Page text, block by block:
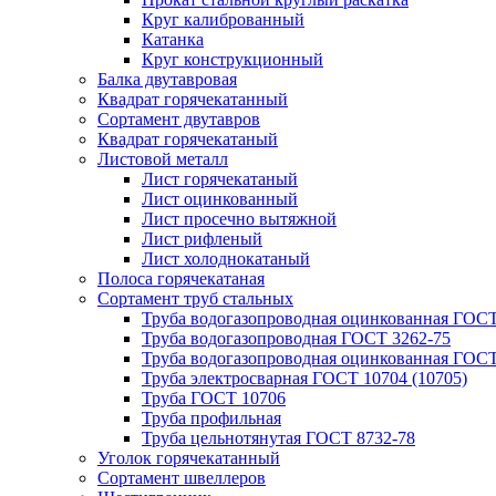
Круг калиброванный
Катанка
Круг конструкционный
Балка двутавровая
Квадрат горячекатанный
Сортамент двутавров
Квадрат горячекатаный
Листовой металл
Лист горячекатаный
Лист оцинкованный
Лист просечно вытяжной
Лист рифленый
Лист холоднокатаный
Полоса горячекатаная
Сортамент труб стальных
Труба водогазопроводная оцинкованная
Труба водогазопроводная ГОСТ 3262-75
Труба водогазопроводная оцинкованная
Труба электросварная ГОСТ 10704 (10705)
Труба ГОСТ 10706
Труба профильная
Труба цельнотянутая ГОСТ 8732-78
Уголок горячекатанный
Сортамент швеллеров